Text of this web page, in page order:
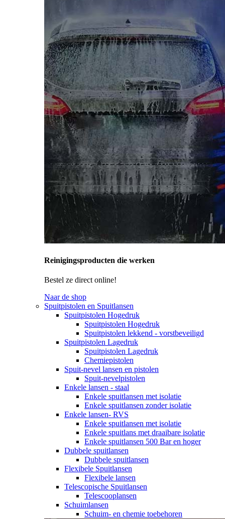
Reinigingsproducten die werken
Bestel ze direct online!
Naar de shop
Spuitpistolen en Spuitlansen
Spuitpistolen Hogedruk
Spuitpistolen Hogedruk
Spuitpistolen lekkend - vorstbeveiligd
Spuitpistolen Lagedruk
Spuitpistolen Lagedruk
Chemiepistolen
Spuit-nevel lansen en pistolen
Spuit-nevelpistolen
Enkele lansen - staal
Enkele spuitlansen met isolatie
Enkele spuitlansen zonder isolatie
Enkele lansen- RVS
Enkele spuitlansen met isolatie
Enkele spuitlans met draaibare isolatie
Enkele spuitlansen 500 Bar en hoger
Dubbele spuitlansen
Dubbele spuitlansen
Flexibele Spuitlansen
Flexibele lansen
Telescopische Spuitlansen
Telescooplansen
Schuimlansen
Schuim- en chemie toebehoren